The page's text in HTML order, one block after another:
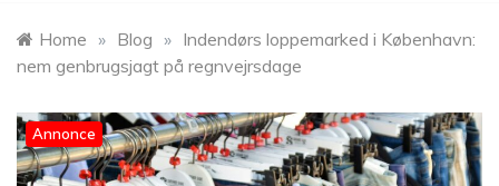
Home » Blog » Indendørs loppemarked i København:
nem genbrugsjagt på regnvejrsdage
Annonce